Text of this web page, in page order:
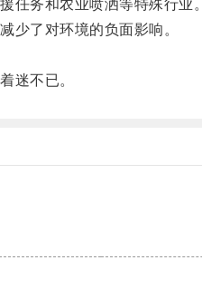
务和农业喷洒等特殊行业。
了对环境的负面影响。
迷不已。